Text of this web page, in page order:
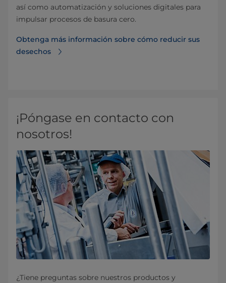
así como automatización y soluciones digitales para
impulsar procesos de basura cero.
Obtenga más información sobre cómo reducir sus
desechos
¡Póngase en contacto con
nosotros!
¿Tiene preguntas sobre nuestros productos y